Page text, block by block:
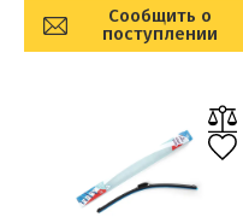
Сообщить о
поступлении